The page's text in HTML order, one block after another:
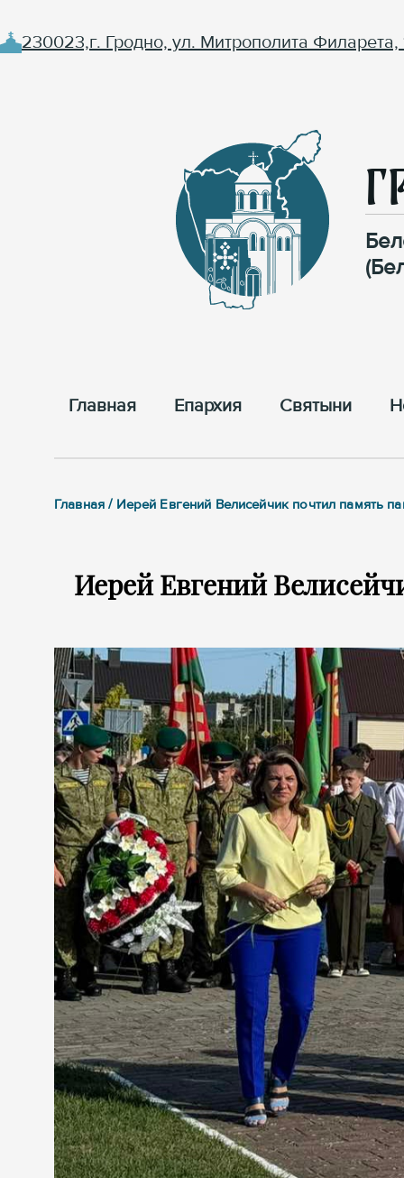
230023,г. Гродно, ул. Митрополита Филарета,
Главная Епархия Cвятыни
Главная / Иерей Евгений Велисейчик почтил память
Иерей Евгений